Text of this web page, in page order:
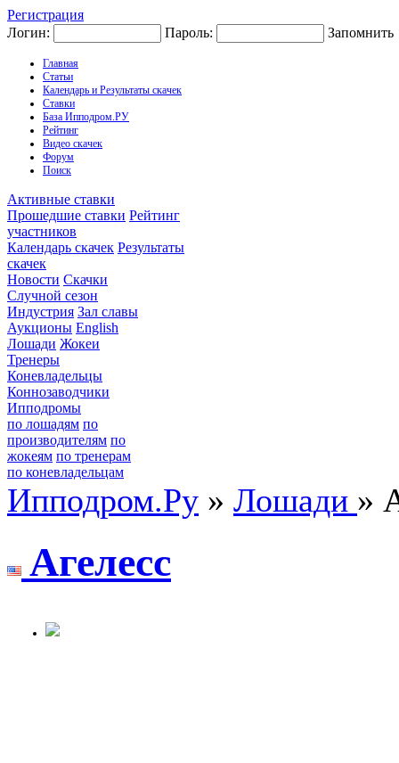
Регистрация
Логин:
Пароль: Запомнить
Главная
Статьи
Календарь и Результаты скачек
Ставки
База Ипподром.РУ
Рейтинг
Видео скачек
Форум
Поиск
Активные ставки
Прошедшие ставки Рейтинг
участников
Календарь скачек Результаты
скачек
Новости Скачки
Случной сезон
Индустрия Зал славы
Аукционы English
Лошади Жокеи
Тренеры
Коневладельцы
Коннозаводчики
Ипподромы
по лошадям по
производителям по
жокеям по тренерам
по коневладельцам
Ипподром.Ру » Лошади »
Aгелеcc